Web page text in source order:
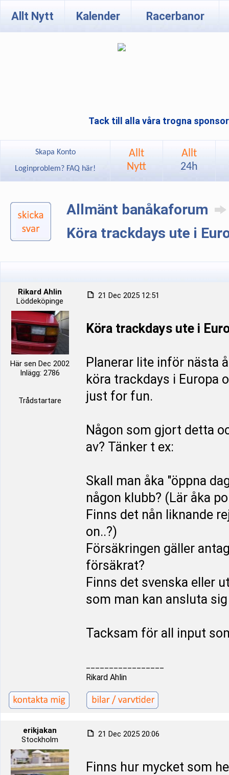
Allt Nytt Kalender Racerbanor
Tack till alla våra trogna
Skapa Konto
Loginproblem? FAQ här!
Allt
Nytt
Allt
24h
Allmänt banåkaforum
Köra trackdays ute i
Rikard Ahlin
Löddeköpinge
Här sen Dec 2002
Inlägg: 2786
Trådstartare
21 Dec 2025 12:51
Köra trackdays ute i
Planerar lite inför nästa
köra trackdays i Europa
just for fun.
Någon som gjort detta
av? Tänker t ex:
Skall man åka "öppna
någon klubb? (Lär åka
Finns det nån liknande
on..?)
Försäkringen gäller
försäkrat?
Finns det svenska eller
som man kan ansluta
Tacksam för all input
Rikard Ahlin
erikjakan
Stockholm
21 Dec 2025 20:06
Finns hur mycket som